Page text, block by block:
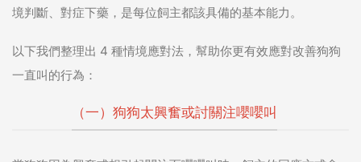
境判斷、對症下藥，是每位飼主都該具備的基本能力。
以下我們整理出 4 種情境應對法，幫助你更有效應對改善狗狗
一直叫的行為：
（一）狗狗太興奮或討關注嚶嚶叫